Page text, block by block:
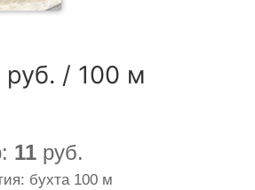
руб. / 100 м
11 руб.
бухта 100 м